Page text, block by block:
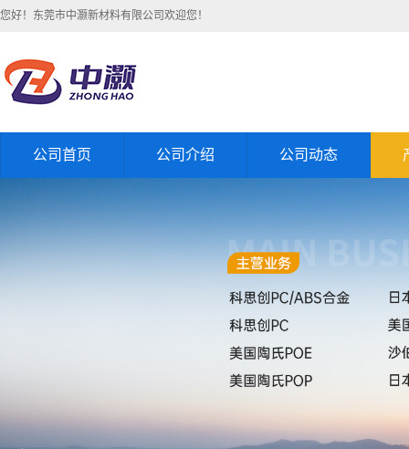
您好！东莞市中灏新材料有限公司欢迎您！
公司首页 公司介绍 公司动态